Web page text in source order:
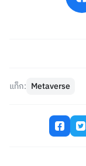
แท็ก: Metaverse